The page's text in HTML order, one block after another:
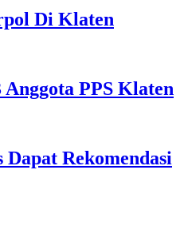
Di Klaten
PPS Klaten
Rekomendasi